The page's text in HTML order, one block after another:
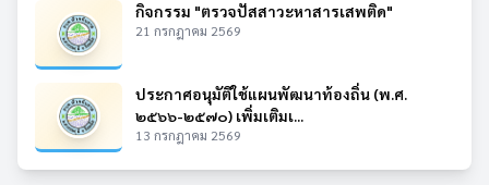
กิจกรรม "ตรวจปัสสาวะหาสารเสพติด"
21 กรกฎาคม 2569
ประกาศอนุมัติใช้แผนพัฒนาท้องถิ่น (พ.ศ.
๒๕๖๖-๒๕๗๐) เพิ่มเติมเ...
13 กรกฎาคม 2569